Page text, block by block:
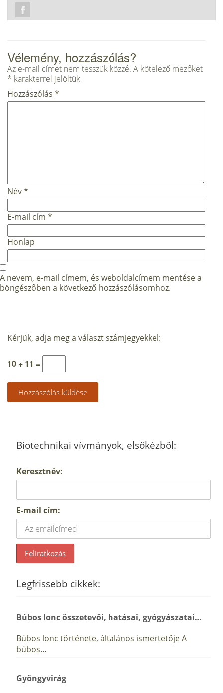
Vélemény, hozzászólás?
Az e-mail címet nem tesszük közzé. A kötelező mezőket
* karakterrel jelöltük
Hozzászólás *
Név*
E-mail cím *
Honlap
A nevem, e-mail címem, és weboldalcímem mentése a
böngészőben a következő hozzászólásomhoz.
Kérjük, adja meg a választ számjegyekkel:
10 + 11 =
Biotechnikai vívmányok, elsőkézből:
Keresztnév:
E-mail cím:
Legfrissebb cikkek:
Búbos lonc összetevői, hatásai, gyógyászatai…
Búbos lonc története, általános ismertetője A
búbos…
Gyöngyvirág